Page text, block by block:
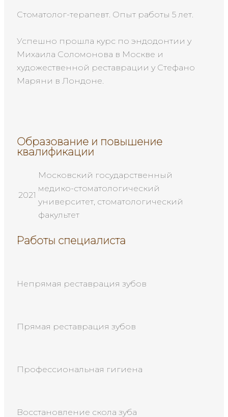
Стоматолог-терапевт. Опыт работы 5 лет.
Успешно прошла курс по эндодонтии у
Михаила Соломонова в Москве и
художественной реставрации у Стефано
Маряни в Лондоне.
Образование и повышение
квалификации
2021
Московский государственный
медико-стоматологический
университет, стоматологический
факультет
Работы специалиста
Непрямая реставрация зубов
Прямая реставрация зубов
Профессиональная гигиена
Восстановление скола зуба